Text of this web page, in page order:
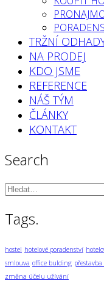
TRŽNÍ
NA PRODEJ
KDO JSME
REFERENCE
NÁŠ TÝM
ČLÁNKY
KONTAKT
Search
Vyhledávání:
Tags.
hostel hotelové poradenství
smlouva office bulding
změna účelu užívání